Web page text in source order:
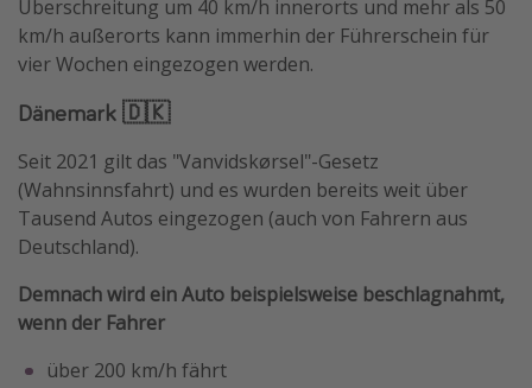
Überschreitung um 40 km/h innerorts und mehr als 50
km/h außerorts kann immerhin der Führerschein für
vier Wochen eingezogen werden.
Dänemark 🇩🇰
Seit 2021 gilt das "Vanvidskørsel"-Gesetz
(Wahnsinnsfahrt) und es wurden bereits weit über
Tausend Autos eingezogen (auch von Fahrern aus
Deutschland).
Demnach wird ein Auto beispielsweise beschlagnahmt,
wenn der Fahrer
über 200 km/h fährt